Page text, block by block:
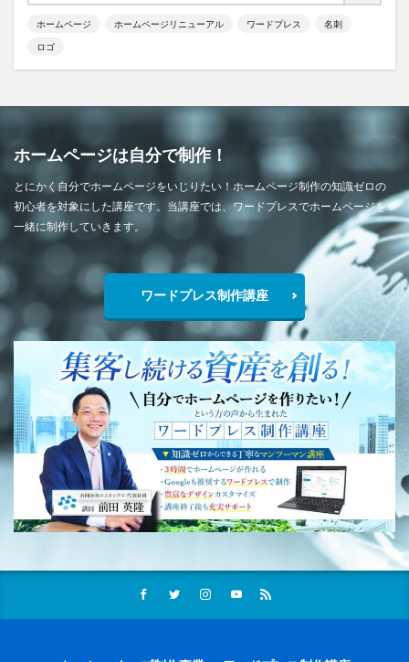
ホームページ ホームページリニューアル ワードプレス 名刺
ロゴ
ホームページは自分で制作！
とにかく自分でホームページをいじりたい！ホームページ制作の知識ゼロの
初心者を対象にした講座です。当講座では、ワードプレスでホームページを
一緒に制作していきます。
ワードプレス制作講座